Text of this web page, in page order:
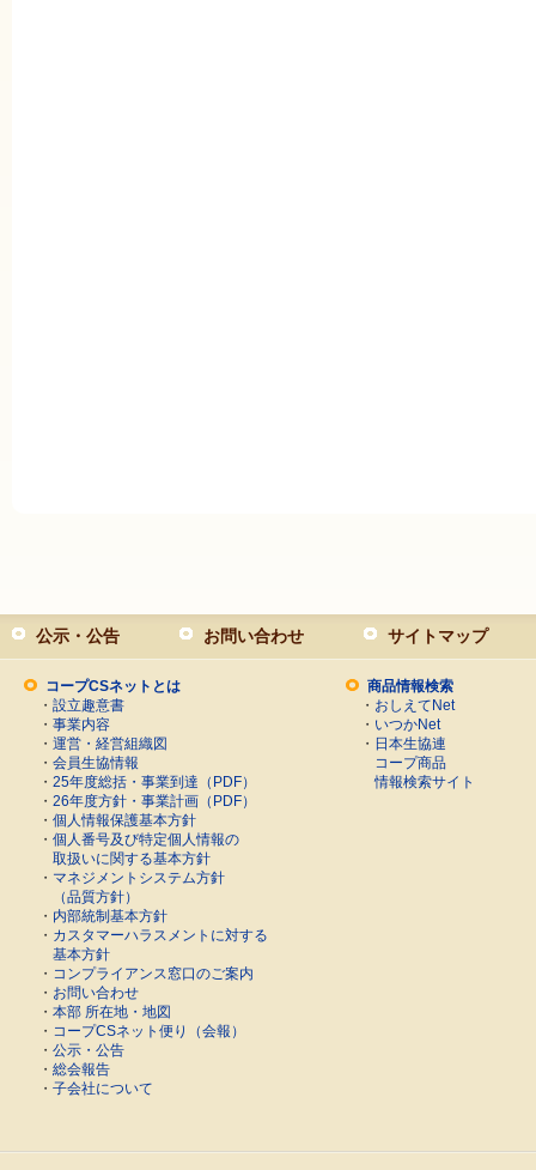
公示・公告 お問い合わせ サイトマップ
コープCSネットとは
・ 設立趣意書
・ 事業内容
・ 運営・経営組織図
・ 会員生協情報
・ 25年度総括・事業到達（PDF）
・ 26年度方針・事業計画（PDF）
・ 個人情報保護基本方針
・ 個人番号及び特定個人情報の
取扱いに関する基本方針
・ マネジメントシステム方針
（品質方針）
・ 内部統制基本方針
・ カスタマーハラスメントに対する
基本方針
・ コンプライアンス窓口のご案内
・ お問い合わせ
・ 本部 所在地・地図
・ コープCSネット便り（会報）
・ 公示・公告
・ 総会報告
・ 子会社について
商品情報検索
・ おしえてNet
・ いつかNet
・ 日本生協連
コープ商品
情報検索サイト